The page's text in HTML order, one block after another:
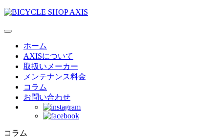
ホーム
AXISについて
取扱いメーカー
メンテナンス料金
コラム
お問い合わせ
コラム